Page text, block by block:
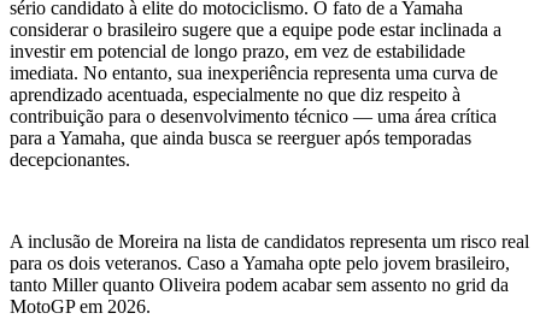
sério candidato à elite do motociclismo. O fato de a Yamaha
considerar o brasileiro sugere que a equipe pode estar inclinada a
investir em potencial de longo prazo, em vez de estabilidade
imediata. No entanto, sua inexperiência representa uma curva de
aprendizado acentuada, especialmente no que diz respeito à
contribuição para o desenvolvimento técnico — uma área crítica
para a Yamaha, que ainda busca se reerguer após temporadas
decepcionantes.
A inclusão de Moreira na lista de candidatos representa um risco real
para os dois veteranos. Caso a Yamaha opte pelo jovem brasileiro,
tanto Miller quanto Oliveira podem acabar sem assento no grid da
MotoGP em 2026.